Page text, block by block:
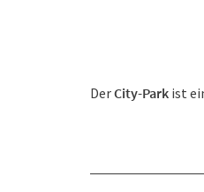
DerCity-Park ist